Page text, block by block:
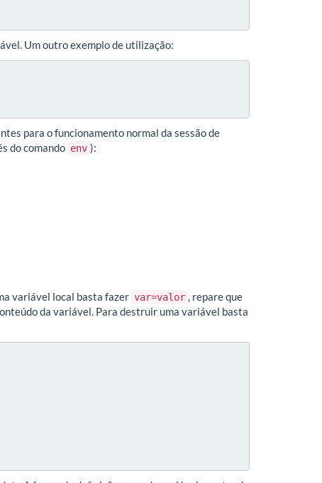
Um outro exemplo de utilização:
para o funcionamento normal da sessão de
do comando env ):
variável local basta fazer var=valor , repare que
da variável. Para destruir uma variável basta